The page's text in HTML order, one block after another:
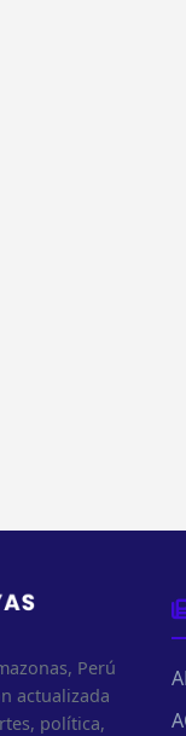
Perú
actualizada
política,